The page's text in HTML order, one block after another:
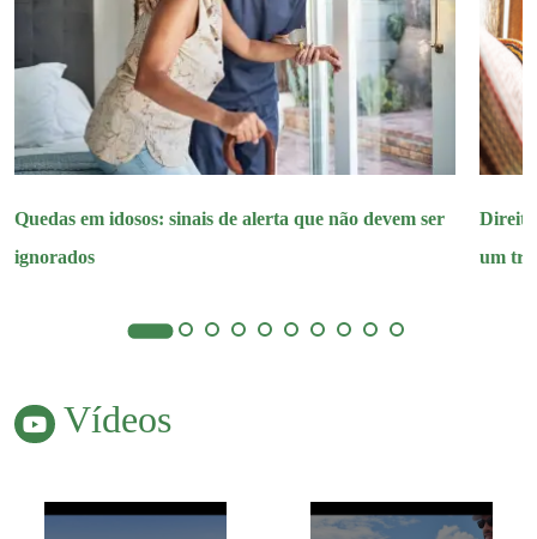
em idosos: sinais de alerta que não devem ser
Direitos do
um tratamento
Vídeos